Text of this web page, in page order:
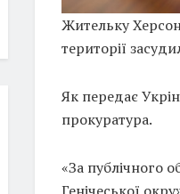
Жительку
території
Як передає
прокуратура.
«За публічного